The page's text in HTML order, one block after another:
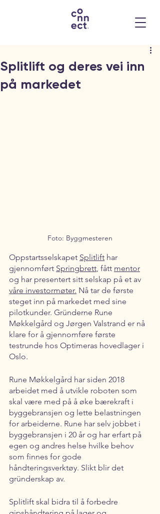
Splitlift og deres vei inn
på markedet
Foto: Byggmesteren
Oppstartsselskapet Splitlift har
gjennomført Springbrett , fått mentor
og har presentert sitt selskap på et av
våre investormøter. Nå tar de første
steget inn på markedet med sine
pilotkunder. Gründerne Rune
Møkkelgård og Jørgen Valstrand er nå
klare for å gjennomføre første
testrunde hos Optimeras hovedlager i
Oslo.
Rune Møkkelgård har siden 2018
arbeidet med å utvikle roboten som
skal være med på å øke bærekraft i
byggebransjen og lette belastningen
for arbeiderne. Rune har selv jobbet i
byggebransjen i 20 år og har erfart på
egen og andres helse hvilke behov
som finnes for gode
håndteringsverktøy. Slikt blir det
gründerskap av.
Splitlift skal bidra til å forbedre